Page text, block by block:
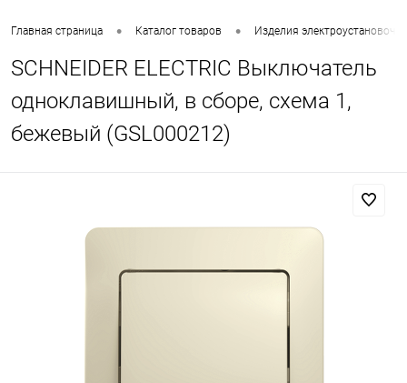
Главная страница • Каталог товаров • Изделия
SCHNEIDER ELECTRIC Выключатель
одноклавишный, в сборе, схема 1,
бежевый (GSL000212)